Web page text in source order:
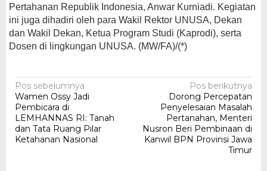
Pertahanan Republik Indonesia, Anwar Kurniadi. Kegiatan
ini juga dihadiri oleh para Wakil Rektor UNUSA, Dekan
dan Wakil Dekan, Ketua Program Studi (Kaprodi), serta
Dosen di lingkungan UNUSA. (MW/FA)/(*)
Navigasi
pos
Pos sebelumnya
Wamen Ossy Jadi
Pembicara di
LEMHANNAS RI: Tanah
dan Tata Ruang Pilar
Ketahanan Nasional
Pos berikutnya
Dorong Percepatan
Penyelesaian Masalah
Pertanahan, Menteri
Nusron Beri Pembinaan di
Kanwil BPN Provinsi Jawa
Timur